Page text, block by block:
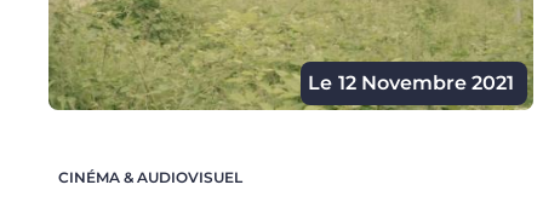
Le 12 Novembre 2021
CINÉMA & AUDIOVISUEL